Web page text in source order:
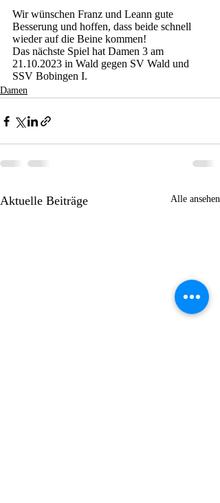
Wir wünschen Franz und Leann gute
Besserung und hoffen, dass beide schnell
wieder auf die Beine kommen!
Das nächste Spiel hat Damen 3 am
21.10.2023 in Wald gegen SV Wald und
SSV Bobingen I.
Damen
Aktuelle Beiträge Alle ansehen